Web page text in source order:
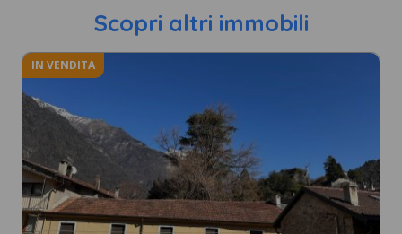
Scopri altri immobili
IN VENDITA